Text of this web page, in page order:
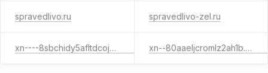
spravedlivo.ru spravedlivo-zel.ru
xn----8sbchidy5afltdcojk4d2d.xn--p1ai xn--80aaeljcromlz2ah1b.xn--p1ai